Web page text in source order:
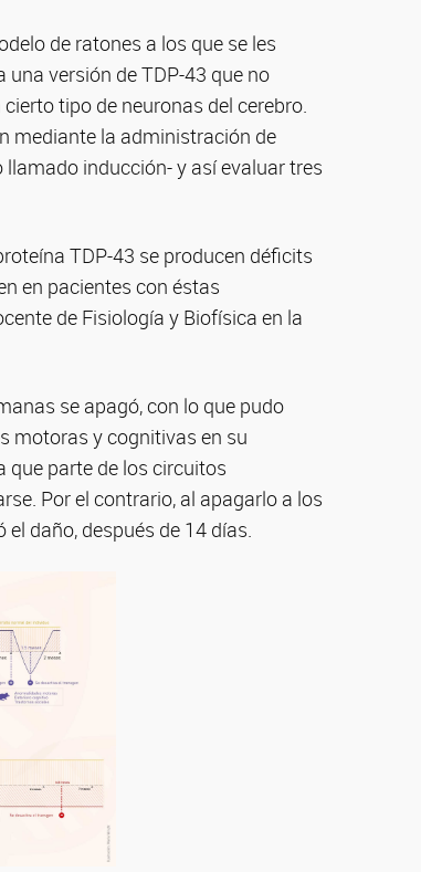
de ratones a los que se les
versión de TDP-43 que no
tipo de neuronas del cerebro.
mediante la administración de
inducción- y así evaluar tres
TDP-43 se producen déficits
en pacientes con éstas
de Fisiología y Biofísica en la
se apagó, con lo que pudo
motoras y cognitivas en su
que parte de los circuitos
Por el contrario, al apagarlo a los
daño, después de 14 días.